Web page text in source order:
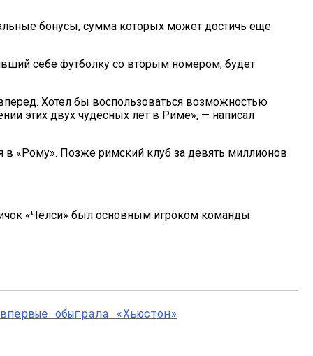
бонусы, сумма которых может достичь еще
себе футболку со вторым номером, будет
Хотел бы воспользоваться возможностью
этих двух чудесных лет в Риме», — написал
в «Рому». Позже римский клуб за девять миллионов
«Челси» был основным игроком команды